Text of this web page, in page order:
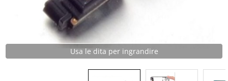
Usa le dita per ingrandire